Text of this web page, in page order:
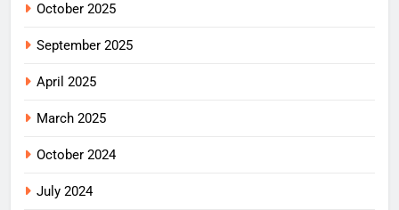
October 2025
September 2025
April 2025
March 2025
October 2024
July 2024